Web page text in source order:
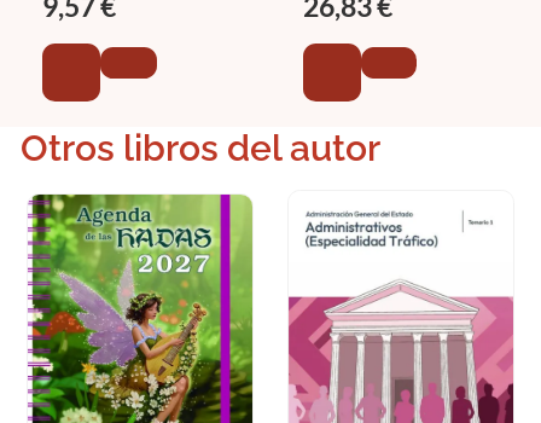
Otros libros del autor